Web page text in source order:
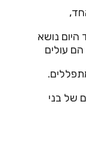
נושא
עולים
של בני